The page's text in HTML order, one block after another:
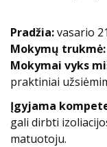
Pradžia:vasario
Mokymų trukmė:
Mokymai vyks
praktiniai
Įgyjama
gali dirbti
matuotoju.